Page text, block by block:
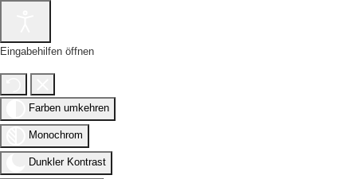
Eingabehilfen öffnen
Farben umkehren
Monochrom
Dunkler Kontrast